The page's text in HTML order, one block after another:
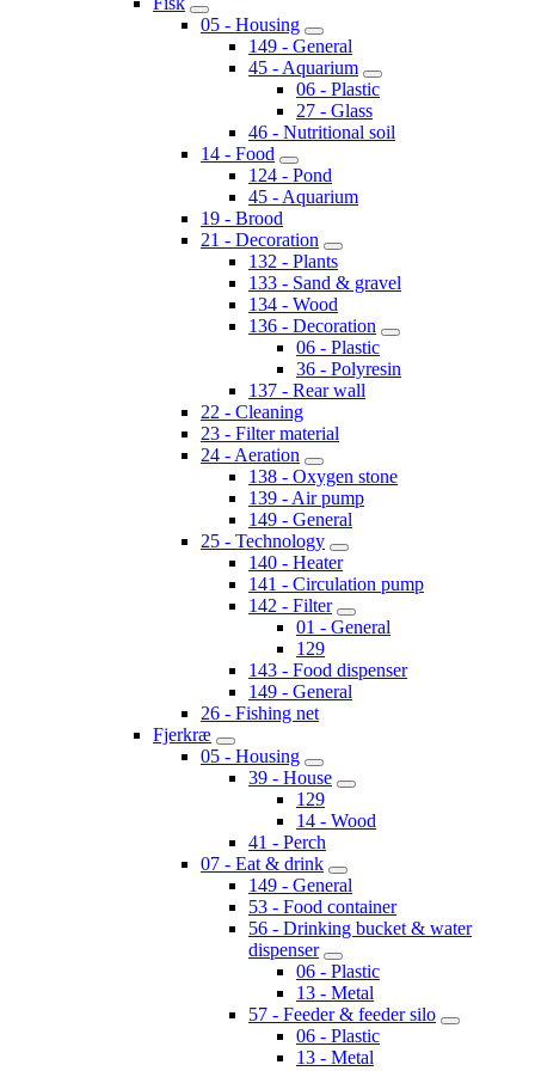
05 - Housing
149 - General
45 - Aquarium
06 - Plastic
27 - Glass
46 - Nutritional soil
14 - Food
124 - Pond
45 - Aquarium
19 - Brood
21 - Decoration
132 - Plants
133 - Sand & gravel
134 - Wood
136 - Decoration
06 - Plastic
36 - Polyresin
137 - Rear wall
22 - Cleaning
23 - Filter material
24 - Aeration
138 - Oxygen stone
139 - Air pump
149 - General
25 - Technology
140 - Heater
141 - Circulation pump
142 - Filter
01 - General
129
143 - Food dispenser
149 - General
26 - Fishing net
Fjerkræ
05 - Housing
39 - House
129
14 - Wood
41 - Perch
07 - Eat & drink
149 - General
53 - Food container
56 - Drinking bucket & water
dispenser
06 - Plastic
13 - Metal
57 - Feeder & feeder silo
06 - Plastic
13 - Metal